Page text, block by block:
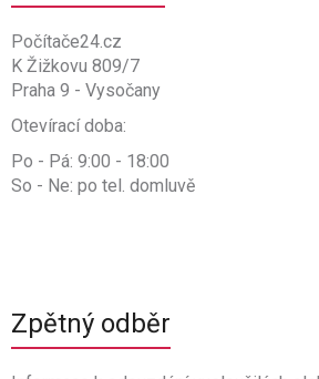
Počítače24.cz
K Žižkovu 809/7
Praha 9 - Vysočany
Otevírací doba:
Po - Pá: 9:00 - 18:00
So - Ne: po tel. domluvě
Zpětný odběr